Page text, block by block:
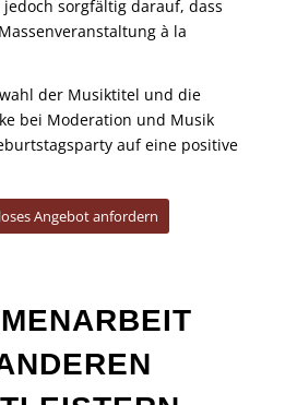
der Musiktitel und die
bei Moderation und Musik
auf eine positive
Angebot anfordern
feiern, wir sind aber